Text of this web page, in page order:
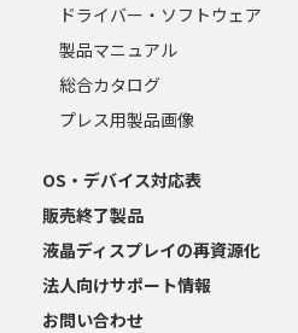
ドライバー・ソフトウェア
製品マニュアル
総合カタログ
プレス用製品画像
OS・デバイス対応表
販売終了製品
液晶ディスプレイの再資源化
法人向けサポート情報
お問い合わせ